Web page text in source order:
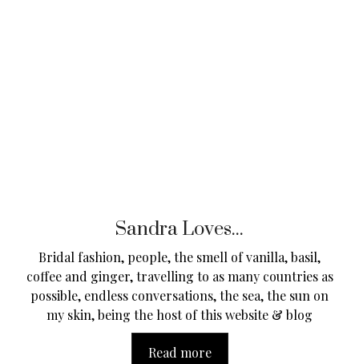
Sandra Loves...
Bridal fashion, people, the smell of vanilla, basil,
coffee and ginger, travelling to as many countries as
possible, endless conversations, the sea, the sun on
my skin, being the host of this website & blog
Read more